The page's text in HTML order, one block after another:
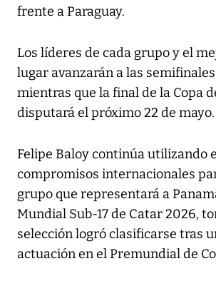
frente a Paraguay.
Los líderes de cada grupo y el
lugar avanzarán a las
mientras que la final de la Copa
disputará el próximo 22 de mayo.
Felipe Baloy continúa utilizando
compromisos internacionales
grupo que representará a
Mundial Sub-17 de Catar 2026,
selección logró clasificarse tras
actuación en el Premundial de